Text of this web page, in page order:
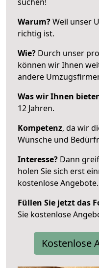
Warum?Weil unser
richtig ist.
Wie? Durch unser
können wir Ihnen
andere
Was wir Ihnen
12 Jahren.
Kompetenz, da wir
Wünsche und
Interesse? Dann
holen Sie sich erst
kostenlose Angebote.
Füllen Sie jetzt das
Sie kostenlose
Kostenlose